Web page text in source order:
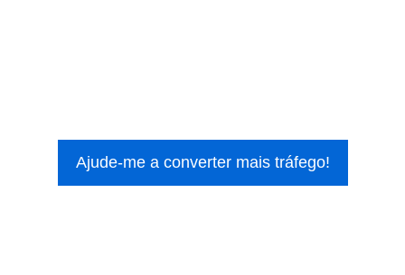
Ajude-me a converter mais tráfego!